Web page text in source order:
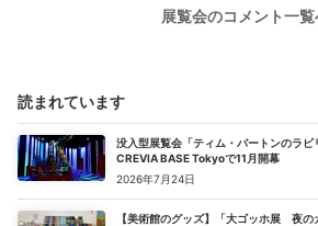
展覧会のコメント一覧
読まれています
没入型展覧会「ティム・バートンのラ
CREVIA BASE Tokyoで11月開幕
2026年7月24日
【美術館のグッズ】「大ゴッホ展 夜